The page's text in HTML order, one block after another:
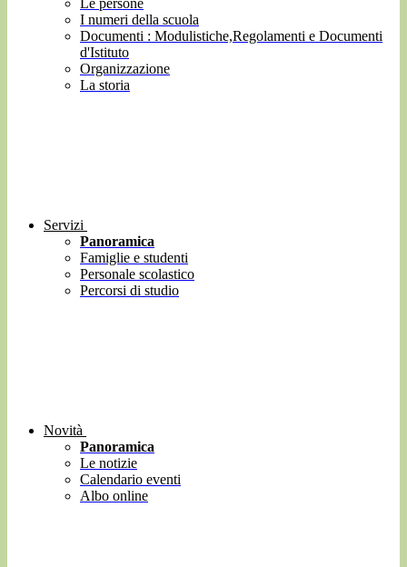
Le persone
I numeri della scuola
Documenti : Modulistiche,Regolamenti e Documenti
d'Istituto
Organizzazione
La storia
Servizi
Panoramica
Famiglie e studenti
Personale scolastico
Percorsi di studio
Novità
Panoramica
Le notizie
Calendario eventi
Albo online